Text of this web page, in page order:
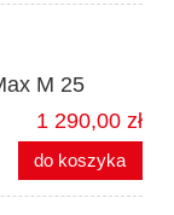
M 25
1 290,00 zł
do koszyka